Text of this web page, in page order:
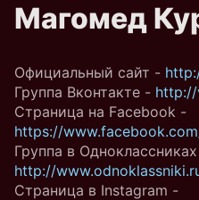
Магомед
Официальный сайт -
Группа Вконтакте - http://
Страница на Facebook -
https://
Группа в
http://
Страница в Instagram -